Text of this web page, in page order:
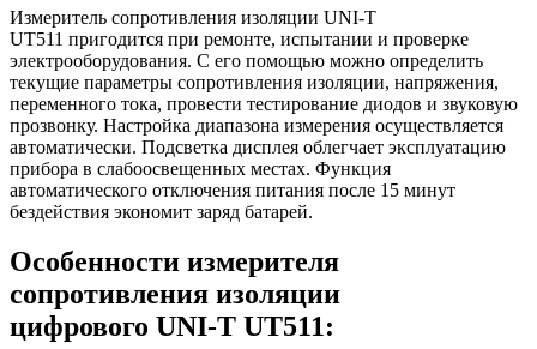
Измеритель сопротивления изоляции UNI-T
UT511 пригодится при ремонте, испытании и проверке
электрооборудования. С его помощью можно определить
текущие параметры сопротивления изоляции, напряжения,
переменного тока, провести тестирование диодов и звуковую
прозвонку. Настройка диапазона измерения осуществляется
автоматически. Подсветка дисплея облегчает эксплуатацию
прибора в слабоосвещенных местах. Функция
автоматического отключения питания после 15 минут
бездействия экономит заряд батарей.
Особенности измерителя
сопротивления изоляции
цифрового UNI-T UT511: